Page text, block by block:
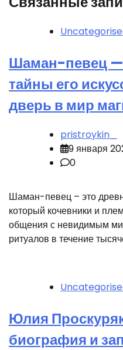
Шаман-певец —
тайны его
дверь в мир
pristroykin_
9 января
0
Шаман-певец – это
который кочевники и
общения с невидимым
ритуалов в течение
Юлия
биография и